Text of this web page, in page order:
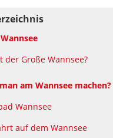
der Große Wannsee?
am Wannsee machen?
Wannsee
auf dem Wannsee